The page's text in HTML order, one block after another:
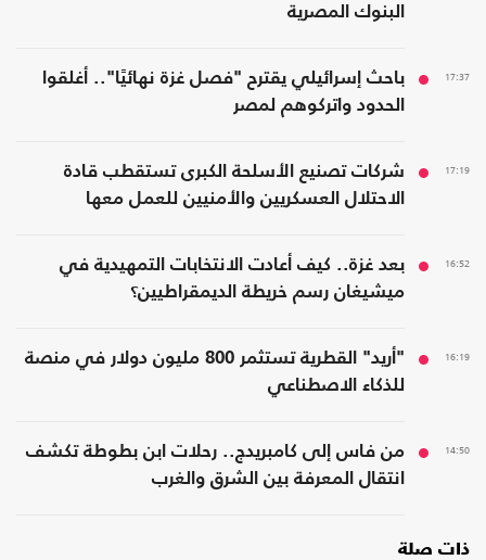
البنوك المصرية
17:37
باحث إسرائيلي يقترح "فصل غزة نهائيًا".. أغلقوا
الحدود واتركوهم لمصر
17:19
شركات تصنيع الأسلحة الكبرى تستقطب قادة
الاحتلال العسكريين والأمنيين للعمل معها
16:52
بعد غزة.. كيف أعادت الانتخابات التمهيدية في
ميشيغان رسم خريطة الديمقراطيين؟
16:19
"أريد" القطرية تستثمر 800 مليون دولار في منصة
للذكاء الاصطناعي
14:50
من فاس إلى كامبريدج.. رحلات ابن بطوطة تكشف
انتقال المعرفة بين الشرق والغرب
ذات صلة